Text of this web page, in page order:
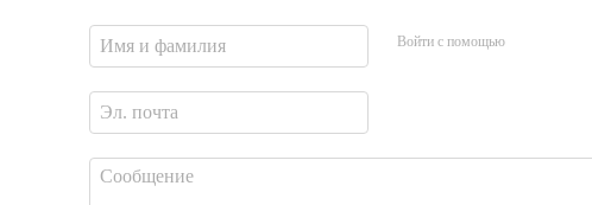
Войти с помощью